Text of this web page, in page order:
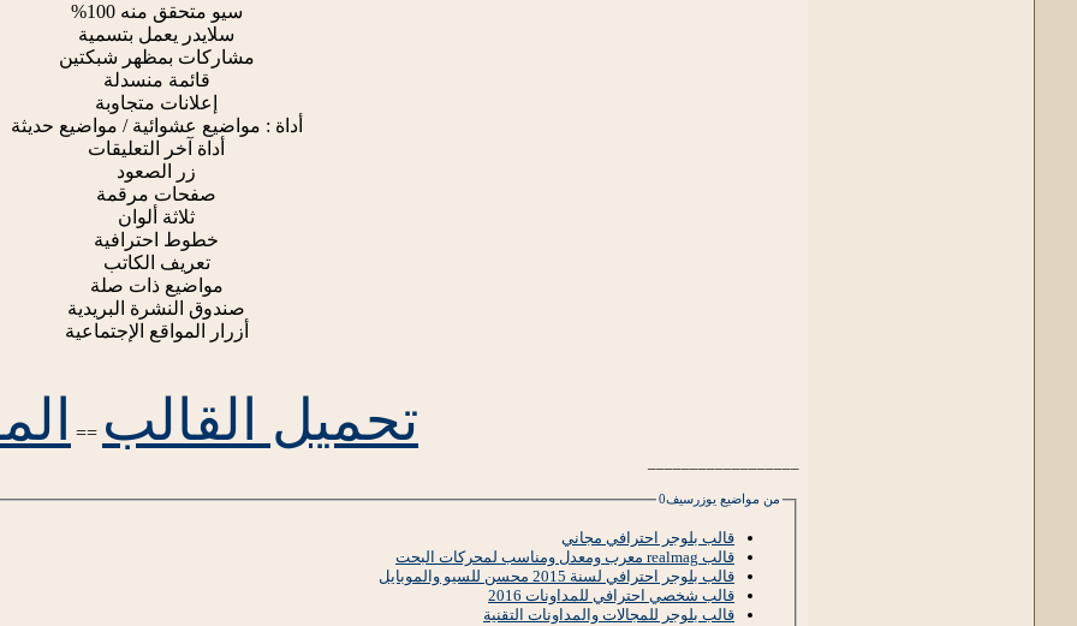
سيو متحقق منه 100%
سلايدر يعمل بتسمية
مشاركات بمظهر شبكتين
قائمة منسدلة
إعلانات متجاوبة
أداة : مواضيع عشوائية / مواضيع حديثة
أداة آخر التعليقات
زر الصعود
صفحات مرقمة
ثلاثة ألوان
خطوط احترافية
تعريف الكاتب
مواضيع ذات صلة
صندوق النشرة البريدية
أزرار المواقع الإجتماعية
تحميل القالب ==
من مواضيع يوزرسيف0
قالب بلوجر احترافي مجاني
قالب realmag معرب ومعدل ومناسب لمحركات البحت
قالب بلوجر احترافي لسنة 2015 محسن للسيو والموبايل
قالب شخصي احترافي للمداونات 2016
قالب بلوجر للمجالات والمداونات التقنية